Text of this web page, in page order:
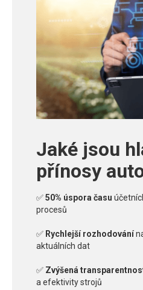
Jaké jsou
přínosy
✅50% úspora času
procesů
✅ Rychlejší rozhodování
aktuálních dat
✅ Zvýšená
a efektivity strojů